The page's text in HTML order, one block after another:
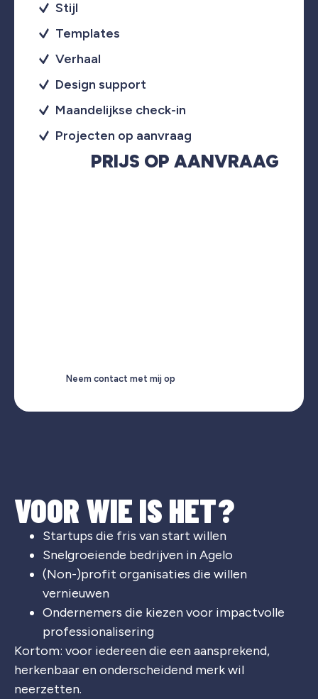
Stijl
Templates
Verhaal
Design support
Maandelijkse check-in
Projecten op aanvraag
PRIJS OP AANVRAAG
Neem contact met mij op
VOOR WIE IS HET?
Startups die fris van start willen
Snelgroeiende bedrijven in Agelo
(Non-)profit organisaties die willen
vernieuwen
Ondernemers die kiezen voor impactvolle
professionalisering
Kortom: voor iedereen die een aansprekend,
herkenbaar en onderscheidend merk wil
neerzetten.